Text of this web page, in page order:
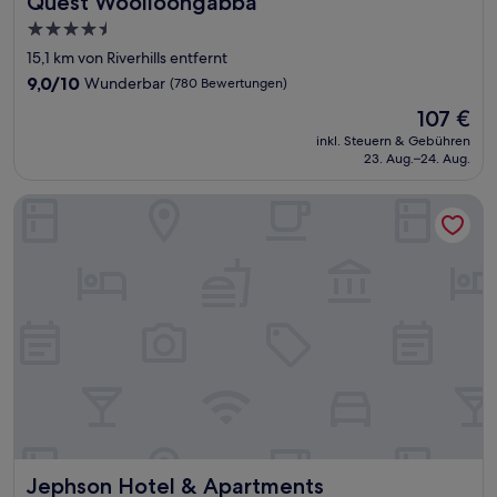
4.5-
Sterne-
Unterkunft
15,1 km von Riverhills entfernt
9.0
9,0/10 Wunderbar (780 Bewertungen)
Der
Preis
beträgt
107 €
inkl. Steuern & Gebühren
23. Aug.–24. Aug.
Jephson Hotel & Apartments
Jephson Hotel & Apartments